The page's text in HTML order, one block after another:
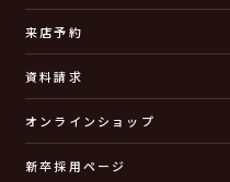
来店予約
資料請求
オンラインショップ
新卒採用ページ